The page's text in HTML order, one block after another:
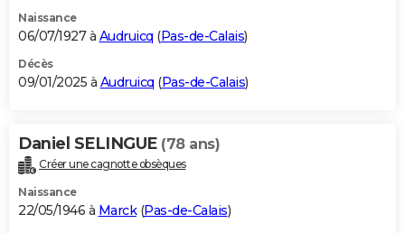
Naissance
06/07/1927 à Audruicq (Pas-de-Calais)
Décès
09/01/2025 à Audruicq (Pas-de-Calais)
Daniel SELINGUE (78 ans)
Créer une cagnotte obsèques
Naissance
22/05/1946 à Marck(Pas-de-Calais)